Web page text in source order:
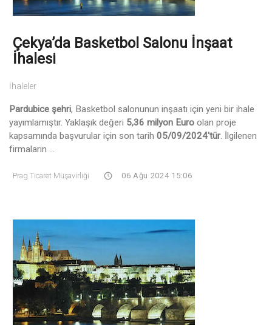
Çekya’da Basketbol Salonu İnşaat
İhalesi
İhaleler
Pardubice şehri, Basketbol salonunun inşaatı için yeni bir ihale
yayımlamıştır. Yaklaşık değeri 5,36 milyon Euro olan proje
kapsamında başvurular için son tarih 05/09/2024'tür. İlgilenen
firmaların ...
Prag Ticaret Müşavirliği 06 Ağu 2024 15:06